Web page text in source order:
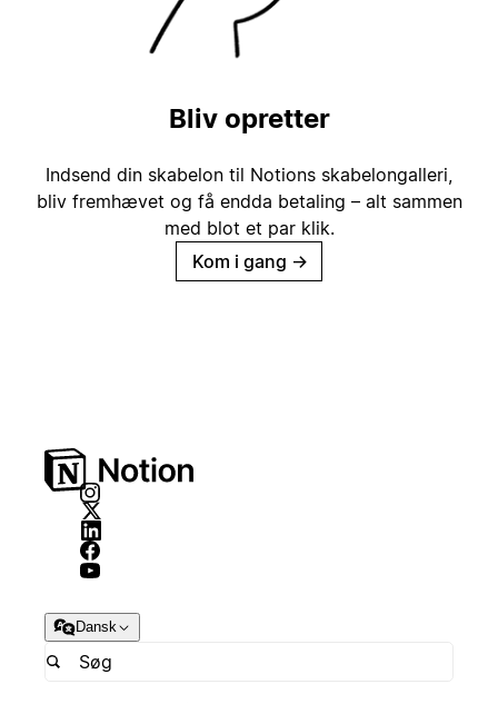
Bliv opretter
Indsend din skabelon til Notions skabelongalleri,
bliv fremhævet og få endda betaling – alt sammen
med blot et par klik.
Kom i gang →
Dansk